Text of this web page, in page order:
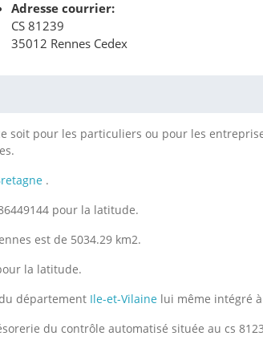
Adresse courrier:
CS 81239
35012 Rennes Cedex
soit pour les particuliers ou pour les
.
pour la latitude.
est de 5034.29 km2.
la latitude.
département Ile-et-Vilaine lui même intégré à
du contrôle automatisé située au cs